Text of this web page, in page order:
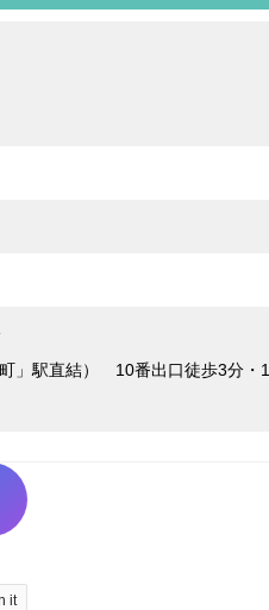
」駅直結） 10番出口徒歩3分・
it